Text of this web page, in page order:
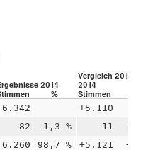
2014
Vergleich 2019 –
2014
% Stimmen
6.342 +5.110
82 1,3 % -11 -
6.260 98,7 % +5.121